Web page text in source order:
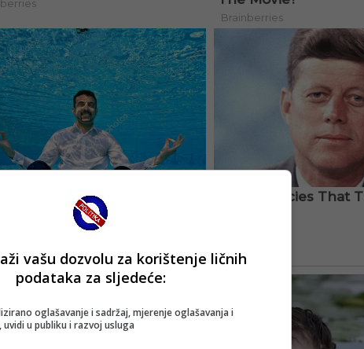
vašu dozvolu za korištenje ličnih
podataka za sljedeće:
oglašavanje i sadržaj, mjerenje oglašavanja i
uvidi u publiku i razvoj usluga